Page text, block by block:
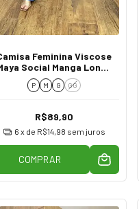
Feminina Viscose
Social Manga Longa
Off White
P M G GG
R$89,90
6 x de R$14,98 sem juros
COMPRAR